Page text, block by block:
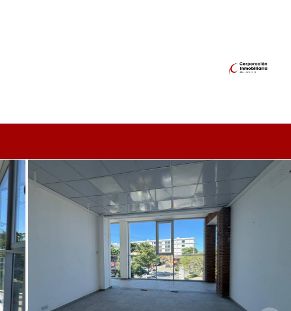
la calle - segundo nivel - Corporación Inmobiliaria RD